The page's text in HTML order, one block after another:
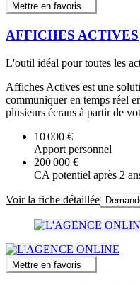
Mettre en favoris
AFFICHES ACTIVES
L'outil idéal pour toutes les
Affiches Actives est une
communiquer en temps réel
plusieurs écrans à partir de
10 000 €
Apport personnel
200 000 €
CA potentiel après 2
Voir la fiche détaillée
Mettre en favoris